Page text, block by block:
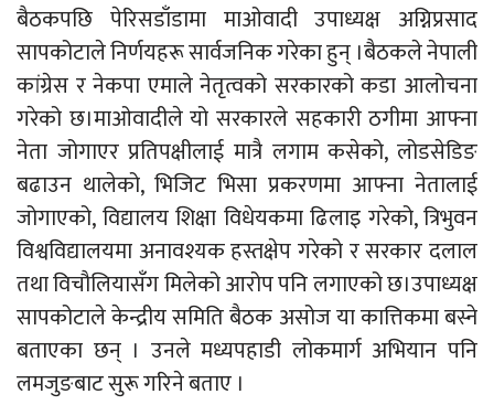
बैठकपछि पेरिसडाँडामा माओवादी उपाध्यक्ष अग्निप्रसाद
सापकोटाले निर्णयहरू सार्वजनिक गरेका हुन् ।बैठकले नेपाली
कांग्रेस र नेकपा एमाले नेतृत्वको सरकारको कडा आलोचना
गरेको छ।माओवादीले यो सरकारले सहकारी ठगीमा आफ्ना
नेता जोगाएर प्रतिपक्षीलाई मात्रै लगाम कसेको, लोडसेडिङ
बढाउन थालेको, भिजिट भिसा प्रकरणमा आफ्ना नेतालाई
जोगाएको, विद्यालय शिक्षा विधेयकमा ढिलाइ गरेको, त्रिभुवन
विश्वविद्यालयमा अनावश्यक हस्तक्षेप गरेको र सरकार दलाल
तथा विचौलियासँग मिलेको आरोप पनि लगाएको छ।उपाध्यक्ष
सापकोटाले केन्द्रीय समिति बैठक असोज या कात्तिकमा बस्ने
बताएका छन् । उनले मध्यपहाडी लोकमार्ग अभियान पनि
लमजुङबाट सुरू गरिने बताए ।